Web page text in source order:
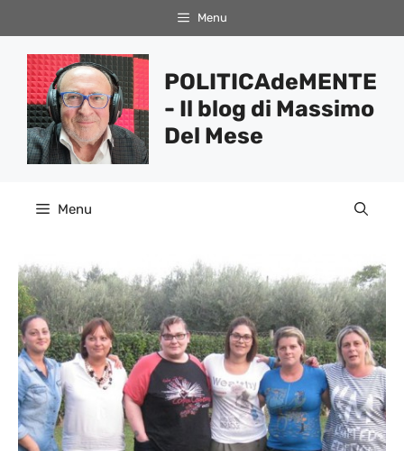
al
contenuto
Menu
POLITICAdeMENTE
- Il blog di Massimo
Del Mese
Menu